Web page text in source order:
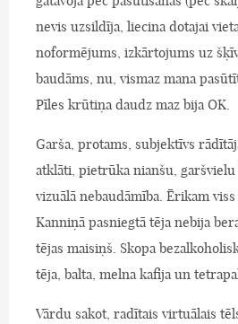
nevis uzsildīja, liecina dotajai
noformējums, izkārtojums uz
baudāms, nu, vismaz mana
Pīles krūtiņa daudz maz bija OK.
Garša, protams, subjektīvs
atklāti, pietrūka nianšu,
vizuālā nebaudāmība. Ērikam
Kanniņā pasniegtā tēja nebija
tējas maisiņš. Skopa
tēja, balta, melna kafija un
Vārdu sakot, radītais virtuālais